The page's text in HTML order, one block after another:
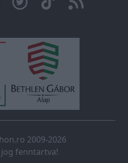
2009-2026
fenntartva!